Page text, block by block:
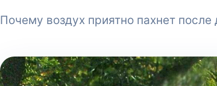
Почему воздух приятно пахнет